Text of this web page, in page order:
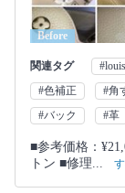
Before
関連タグ
#色補正
#角
#バック
#革
■参考価格：
トン ■修理...